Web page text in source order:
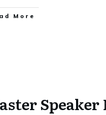
More
Speaker